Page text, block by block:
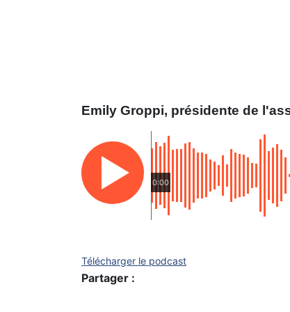
Emily Groppi, présidente de
0:00
Télécharger le podcast
Partager :